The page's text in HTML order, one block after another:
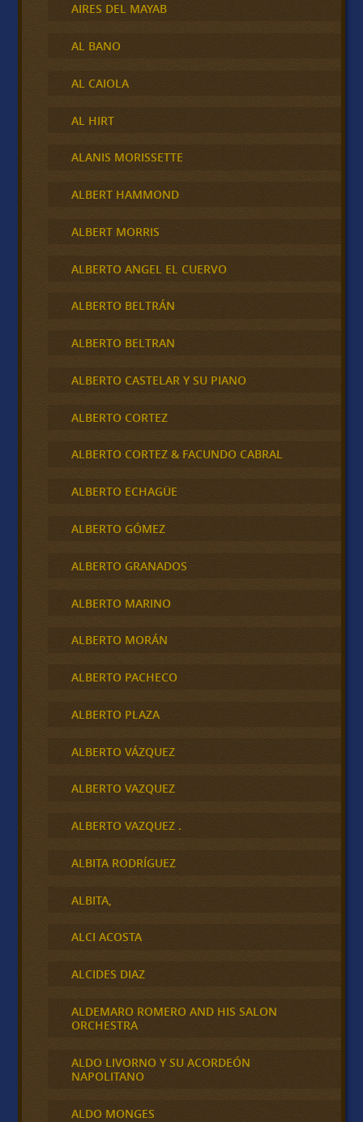
AIRES DEL MAYAB
AL BANO
AL CAIOLA
AL HIRT
ALANIS MORISSETTE
ALBERT HAMMOND
ALBERT MORRIS
ALBERTO ANGEL EL CUERVO
ALBERTO BELTRÁN
ALBERTO BELTRAN
ALBERTO CASTELAR Y SU PIANO
ALBERTO CORTEZ
ALBERTO CORTEZ & FACUNDO CABRAL
ALBERTO ECHAGÜE
ALBERTO GÓMEZ
ALBERTO GRANADOS
ALBERTO MARINO
ALBERTO MORÁN
ALBERTO PACHECO
ALBERTO PLAZA
ALBERTO VÁZQUEZ
ALBERTO VAZQUEZ
ALBERTO VAZQUEZ .
ALBITA RODRÍGUEZ
ALBITA,
ALCI ACOSTA
ALCIDES DIAZ
ALDEMARO ROMERO AND HIS SALON
ORCHESTRA
ALDO LIVORNO Y SU ACORDEÓN
NAPOLITANO
ALDO MONGES